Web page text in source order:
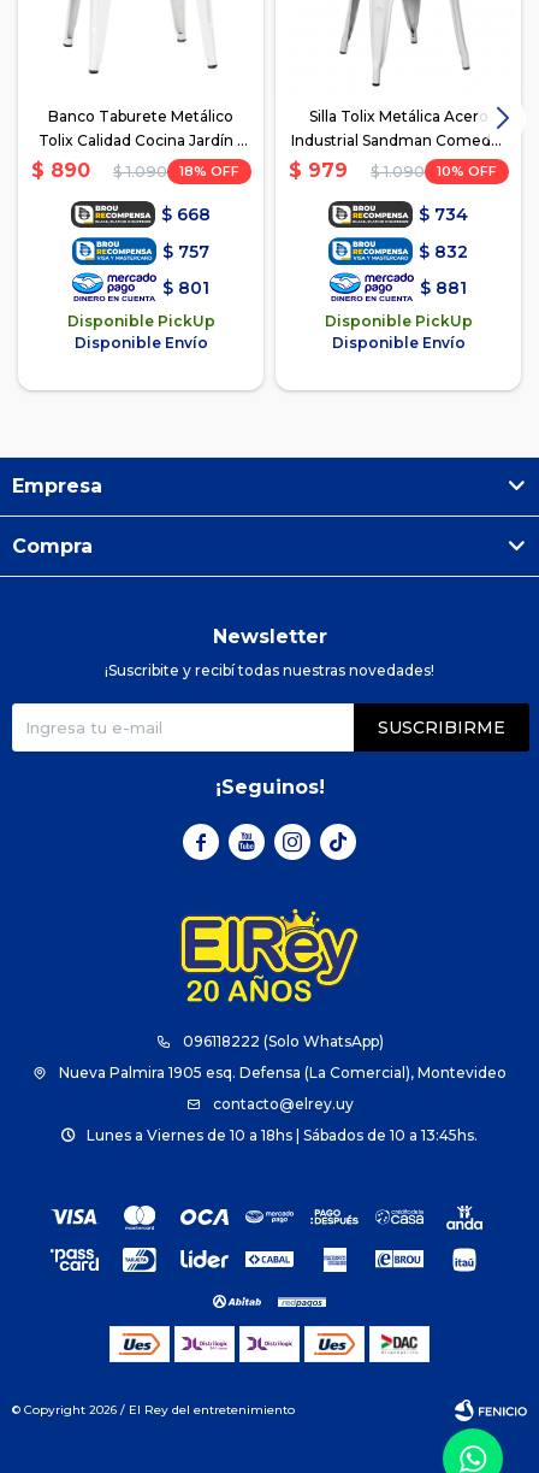
Banco Taburete Metálico
Tolix Calidad Cocina Jardín -
Blanco
$ 890 $ 1.090 18
$ 668
$ 757
$ 801
Disponible PickUp
Disponible Envío
Silla Tolix Metálica Acero
Industrial Sandman Comedor
- Blanco
$ 979 $ 1.090 10
$ 734
$ 832
$ 881
Disponible PickUp
Disponible Envío
096118222 (Solo WhatsApp)
Nueva Palmira 1905 esq. Defensa (La Comercial), Montevideo
contacto@elrey.uy
Lunes a Viernes de 10 a 18hs | Sábados de 10 a 13:45hs.
Empresa
Compra
Newsletter
¡Suscribite y recibí todas nuestras novedades!
SUSCRIBIRME
¡Seguinos!
  
© Copyright 2026 / El Rey del entretenimiento